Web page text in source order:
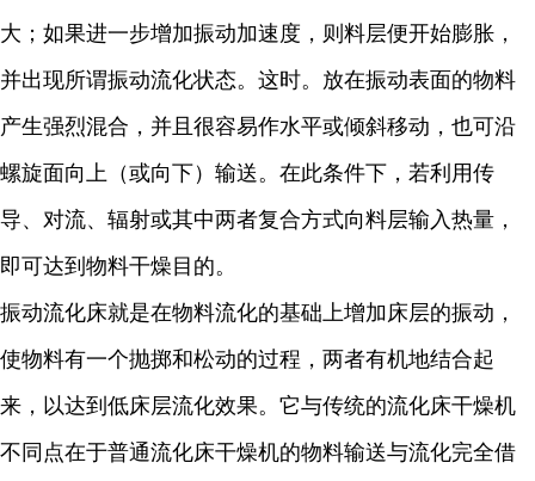
大；如果进一步增加振动加速度，则料层便开始膨胀，
并出现所谓振动流化状态。这时。放在振动表面的物料
产生强烈混合，并且很容易作水平或倾斜移动，也可沿
螺旋面向上（或向下）输送。在此条件下，若利用传
导、对流、辐射或其中两者复合方式向料层输入热量，
即可达到物料干燥目的。
振动流化床就是在物料流化的基础上增加床层的振动，
使物料有一个抛掷和松动的过程，两者有机地结合起
来，以达到低床层流化效果。它与传统的流化床干燥机
不同点在于普通流化床干燥机的物料输送与流化完全借